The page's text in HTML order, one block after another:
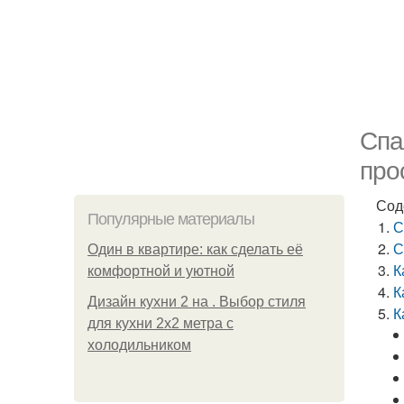
Популярные материалы
Один в квартире: как сделать её
комфортной и уютной
Дизайн кухни 2 на . Выбор стиля
для кухни 2х2 метра с
холодильником